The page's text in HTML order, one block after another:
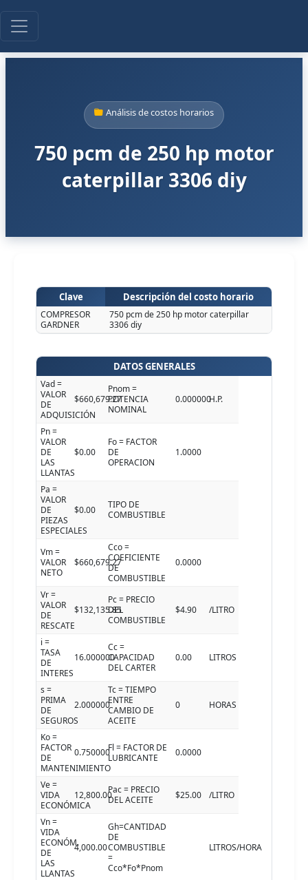
Análisis de costos horarios
750 pcm de 250 hp motor
caterpillar 3306 diy
Clave Descripción del costo horario
COMPRESOR
GARDNER
750 pcm de 250 hp motor caterpillar
3306 diy
DATOS GENERALES
Vad =
VALOR
DE
ADQUISICIÓN
$660,679.27
Pnom =
POTENCIA
NOMINAL
0.000000H.P.
Pn =
VALOR
DE
LAS
LLANTAS
$0.00
Fo = FACTOR
DE
OPERACION
1.0000
Pa =
VALOR
DE
PIEZAS
ESPECIALES
$0.00
TIPO DE
COMBUSTIBLE
Vm =
VALOR
NETO
$660,679.27
Cco =
COEFICIENTE
DE
COMBUSTIBLE
0.0000
Vr =
VALOR
DE
RESCATE
$132,135.85
Pc = PRECIO
DEL
COMBUSTIBLE
$4.90 /LITRO
i =
TASA
DE
INTERES
16.000000
Cc =
CAPACIDAD
DEL CARTER
0.00 LITROS
s =
PRIMA
DE
SEGUROS
2.000000
Tc = TIEMPO
ENTRE
CAMBIO DE
ACEITE
0 HORAS
Ko =
FACTOR
DE
MANTENIMIENTO
0.750000Fl = FACTOR DE
LUBRICANTE
0.0000
Ve =
VIDA
ECONÓMICA
12,800.00Pac = PRECIO
DEL ACEITE
$25.00 /LITRO
Vn =
VIDA
ECONÓM.
DE
LAS
LLANTAS
4,000.00
Gh=CANTIDAD
DE
COMBUSTIBLE
=
Cco*Fo*Pnom
LITROS/HORA